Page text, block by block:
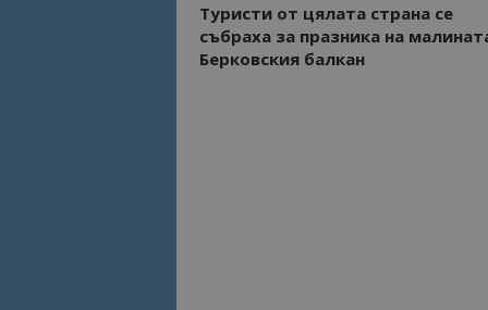
Туристи от цялата страна се
събраха за празника на
Берковския балкан
Име
Име